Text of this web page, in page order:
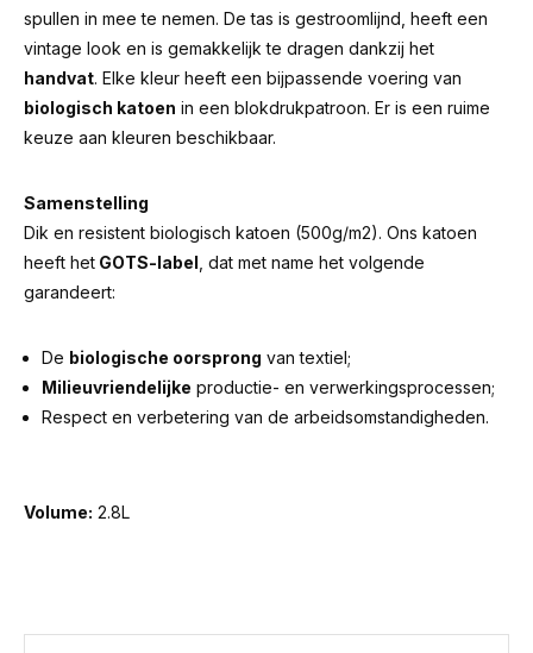
spullen in mee te nemen. De tas is gestroomlijnd, heeft een
vintage look en is gemakkelijk te dragen dankzij het
handvat. Elke kleur heeft een bijpassende voering van
biologisch katoen in een blokdrukpatroon. Er is een ruime
keuze aan kleuren beschikbaar.
Samenstelling
Dik en resistent biologisch katoen (500g/m2). Ons katoen
heeft het GOTS-label , dat met name het volgende
garandeert:
De biologische oorsprong van textiel;
Milieuvriendelijke productie- en verwerkingsprocessen;
Respect en verbetering van de arbeidsomstandigheden.
Volume: 2.8L